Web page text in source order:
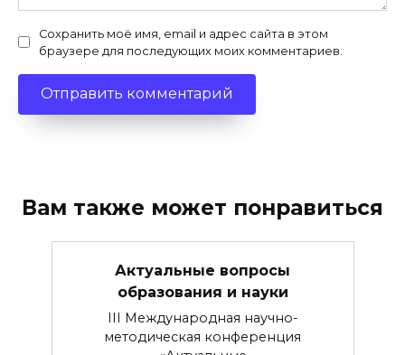
Сохранить моё имя, email и адрес сайта в этом
браузере для последующих моих комментариев.
Вам также может понравиться
Актуальные вопросы
образования и науки
III Международная научно-
методическая конференция